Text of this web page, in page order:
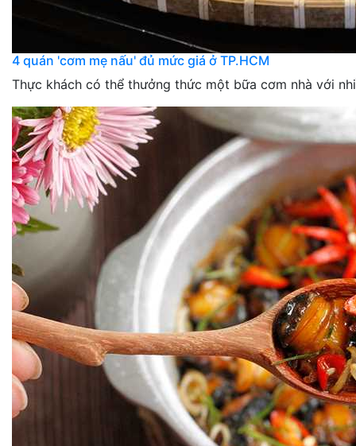
4 quán 'cơm mẹ nấu' đủ mức giá ở TP.HCM
Thực khách có thể thưởng thức một bữa cơm nhà với